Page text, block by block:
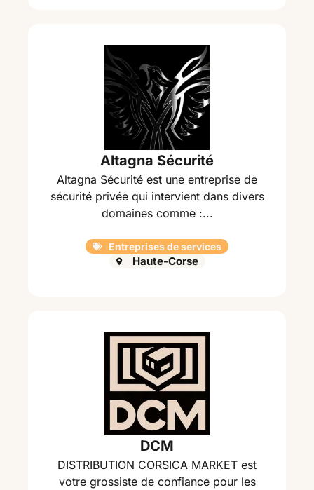
Altagna Sécurité
Altagna Sécurité est une entreprise de
sécurité privée qui intervient dans divers
domaines comme :...
Entreprises de services
Haute-Corse
DCM
DISTRIBUTION CORSICA MARKET est
votre grossiste de confiance pour les